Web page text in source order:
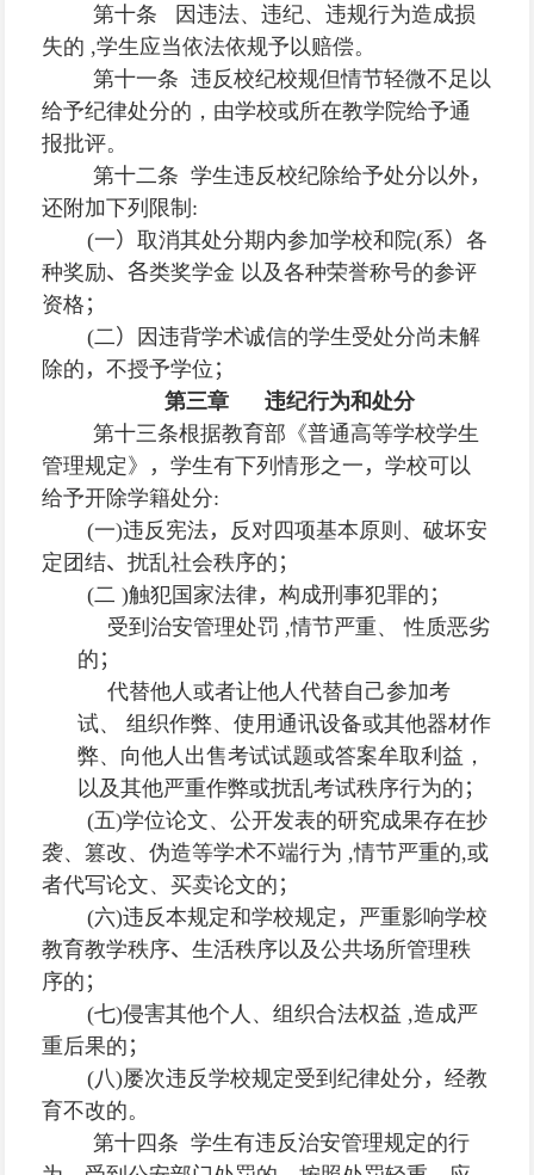
第十条 因违法、违纪、违规行为造成损
失的 ,学生应当依法依规予以赔偿。
第十一条 违反校纪校规但情节轻微不足以
给予纪律处分的，由学校或所在教学院给予通
报批评。
第十二条 学生违反校纪除给予处分以外，
还附加下列限制 :
(一） 取消其处分期内参加学校和院(系） 各
种奖励、各类奖学金 以及各种荣誉称号的参评
资格 ；
(二）
因违背学术诚信的学生受处分尚未解
除的 ，不授予学位 ；
第三章 违纪行为和处分
第十三条根据教育部《普通高等学校学生
管理规定》
，学生有下列情形之一 ，学校可以
给予开除学籍处分:
(一)违反宪法，
反对四项基本原则、破坏安
定团结、扰乱社会秩序的 ；
(二 )触犯国家法律， 构成刑事犯罪的 ；
受到治安管理处罚 ,情节严重、 性质恶劣
的 ；
代替他人或者让他人代替自己参加考
试、 组织作弊、使用通讯设备或其他器材作
弊、向他人出售考试试题或答案牟取利益，
以及其他严重作弊或扰乱考试秩序行为的 ；
(五)学位论文、公开发表的研究成果存在抄
袭、篡改、伪造等学术不端行为 ,情节严重的,或
者代写论文、买卖论文的 ；
(六)违反本规定和学校规定 ，
严重影响学校
教育教学秩序、生活秩序以及公共场所管理秩
序的 ；
(七)侵害其他个人、组织合法权益 ,造成严
重后果的 ；
(八)屡次违反学校规定受到纪律处分 ， 经教
育不改的。
第十四条 学生有违反治安管理规定的行